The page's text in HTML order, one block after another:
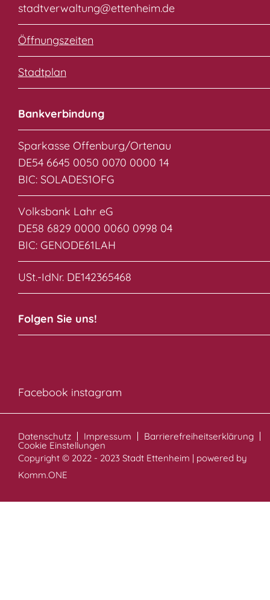
stadtverwaltung@ettenheim.de
Öffnungszeiten
Stadtplan
Bankverbindung
Sparkasse Offenburg/Ortenau
DE54 6645 0050 0070 0000 14
BIC: SOLADES1OFG
Volksbank Lahr eG
DE58 6829 0000 0060 0998 04
BIC: GENODE61LAH
USt.-IdNr. DE142365468
Folgen Sie uns!
Facebook instagram
Datenschutz Impressum Barrierefreiheitserklärung
Cookie Einstellungen
Copyright © 2022 - 2023 Stadt Ettenheim | powered by
Komm.ONE